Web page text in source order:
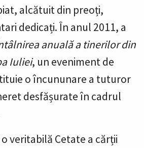
alcătuit din preoți,
dedicați. În anul 2011, a
anuală a tinerilor din
Iuliei, un eveniment de
o încununare a tuturor
desfășurate în cadrul
veritabilă Cetate a cărții